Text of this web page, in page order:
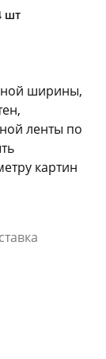
ширины,
ленты по
картин
шт
недели